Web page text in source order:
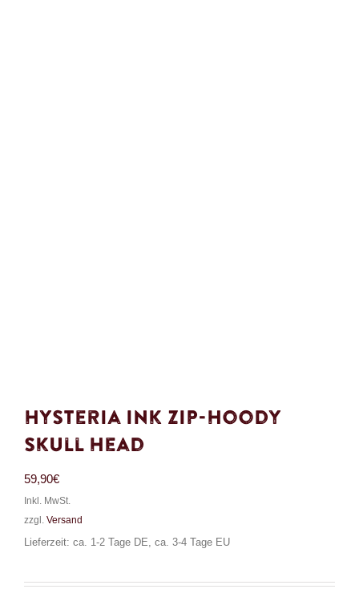
Hysteria Ink Zip-Hoody
Skull Head
59,90€
Inkl. MwSt.
zzgl. Versand
Lieferzeit: ca. 1-2 Tage DE, ca. 3-4 Tage EU